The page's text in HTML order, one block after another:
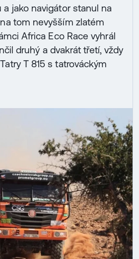
a jako navigátor stanul na
tom nevyšším zlatém
Africa Eco Race vyhrál
druhý a dvakrát třetí, vždy
T 815 s tatrováckým